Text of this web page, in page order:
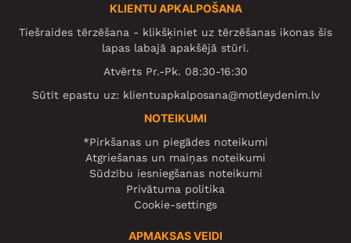
KLIENTU APKALPOŠANA
Tiešraides tērzēšana - klikšķiniet uz tērzēšanas ikonas šīs
lapas labajā apakšējā stūrī.
Atvērts Pr.-Pk. 08:30-16:30
Sūtīt epastu uz: klientuapkalposana@motleydenim.lv
NOTEIKUMI
*Pirkšanas un piegādes noteikumi
Atgriešanas un maiņas noteikumi
Sūdzību iesniegšanas noteikumi
Privātuma politika
Cookie-settings
APMAKSAS VEIDI